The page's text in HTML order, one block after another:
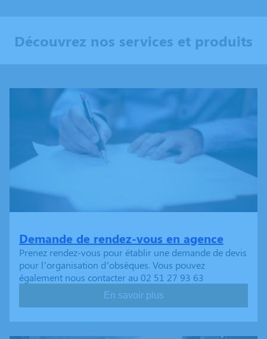
Découvrez nos services et produits
Demande de rendez-vous en agence
Prenez rendez-vous pour établir une demande de devis
pour l’organisation d’obsèques. Vous pouvez
également nous contacter au 02 51 27 93 63
En savoir plus